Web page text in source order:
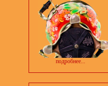
подробнее...